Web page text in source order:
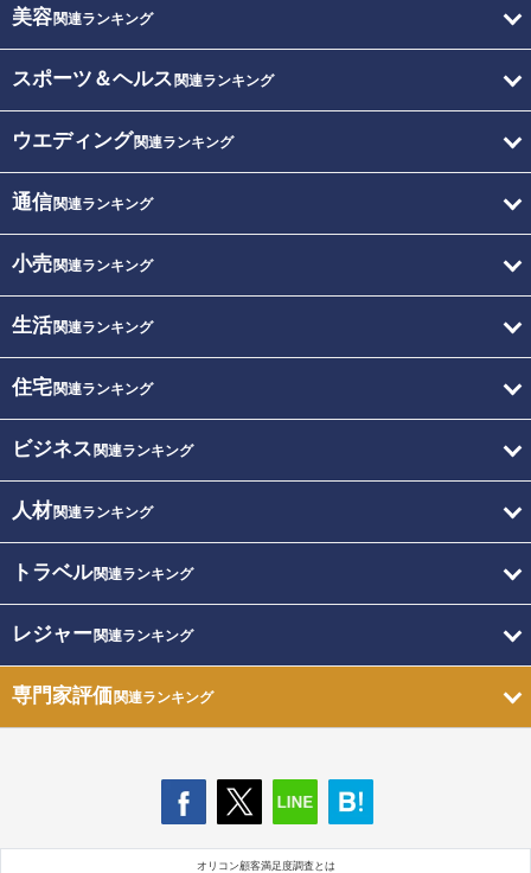
美容関連ランキング
スポーツ＆ヘルス 関連ランキング
ウエディング関連ランキング
通信関連ランキング
小売関連ランキング
生活関連ランキング
住宅関連ランキング
ビジネス 関連ランキング
人材関連ランキング
トラベル関連ランキング
レジャー関連ランキング
専門家評価関連ランキング
オリコン顧客満足度調査とは